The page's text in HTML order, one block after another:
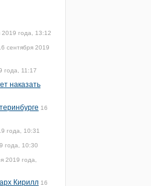
2019 года, 13:12
сентября 2019
года, 11:17
наказать
16
года, 10:31
года, 10:30
2019 года,
Кирилл 16